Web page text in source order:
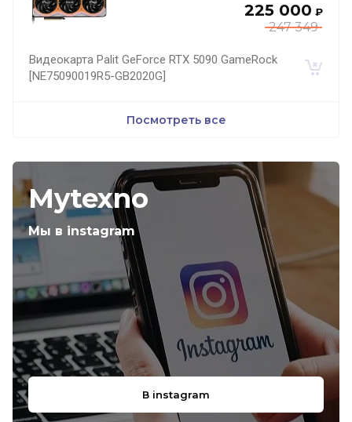
247 349
225 000 ₽
Видеокарта Palit GeForce RTX 5090 GameRock
[NE75090019R5-GB2020G]
Посмотреть все
Mytexno
Мы в instagram
В instagram